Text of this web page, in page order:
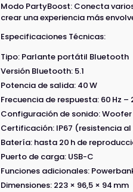
Modo PartyBoost: Conecta
crear una experiencia más
Especificaciones Técnicas:
Tipo: Parlante portátil Bluetooth
Versión Bluetooth: 5.1
Potencia de salida: 40 W
Frecuencia de respuesta: 60 Hz –
Configuración de sonido:
Certificación: IP67 (resistencia
Batería: hasta 20 h de
Puerto de carga: USB-C
Funciones adicionales:
Dimensiones: 223 × 96,5 × 94 mm